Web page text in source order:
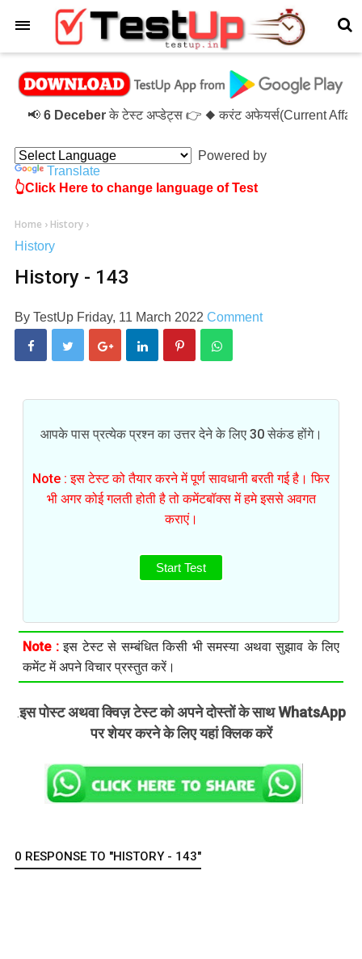
6 Deceberके टेस्ट अप्डेट्स 👉 ◆ करंट अफेयर्स(Current Affairs)-
Powered by
Translate
👆Click Here to change language of Test
Home › History ›
History
History - 143
By TestUp Friday, 11 March 2022 Comment
आपके पास प्रत्येक प्रश्न का उत्तर देने के लिए 30 सेकंड होंगे।
Note : इस टेस्ट को तैयार करने में पूर्ण सावधानी बरती गई है। फिर
भी अगर कोई गलती होती है तो कमेंटबॉक्स में हमे इससे अवगत
कराएं।
Start Test
Note :इस टेस्ट से सम्बंधित किसी भी समस्या अथवा सुझाव के लिए
कमेंट में अपने विचार प्रस्तुत करें।
.इस पोस्ट अथवा क्विज़ टेस्ट को अपने दोस्तों के साथ WhatsApp
पर शेयर करने के लिए यहां क्लिक करें
0 RESPONSE TO "HISTORY - 143"